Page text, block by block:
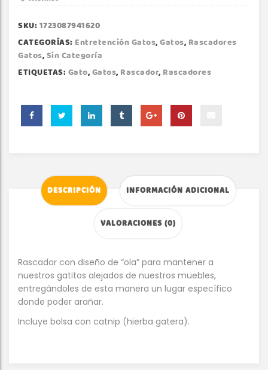
SKU: 1723087941620
CATEGORÍAS: Entretención Gatos,Gatos, Rascadores
Gatos,Sin Categoría
ETIQUETAS: Gato,Gatos, Rascador, Rascadores
DESCRIPCIÓN INFORMACIÓN ADICIONAL
VALORACIONES (0)
Rascador con diseño de “ola” para mantener a
nuestros gatitos alejados de nuestros muebles,
entregándoles de esta manera un lugar específico
donde poder arañar.
Incluye bolsa con catnip (hierba gatera).